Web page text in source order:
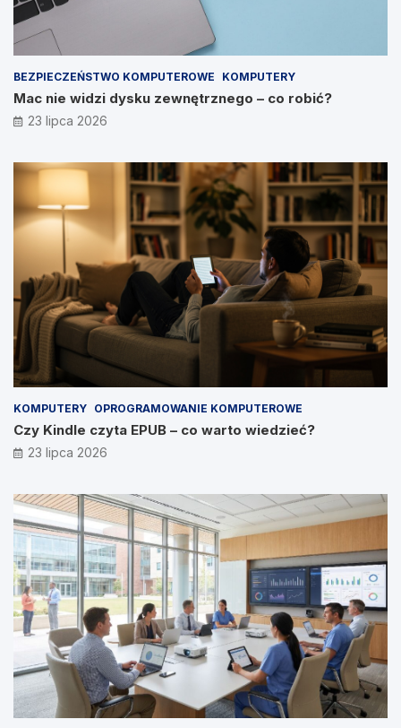
BEZPIECZEŃSTWO KOMPUTEROWE KOMPUTERY
Mac nie widzi dysku zewnętrznego – co robić?
23 lipca 2026
KOMPUTERY OPROGRAMOWANIE KOMPUTEROWE
Czy Kindle czyta EPUB – co warto wiedzieć?
23 lipca 2026